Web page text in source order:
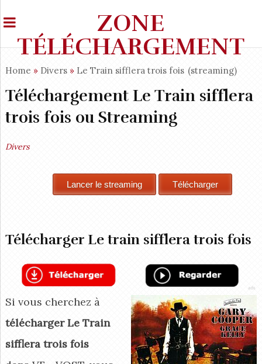
ZONE
TÉLÉCHARGEMENT
Home » Divers » Le Train sifflera trois fois (streaming)
Téléchargement Le Train sifflera
trois fois ou Streaming
Divers
Télécharger Le train sifflera trois fois
Si vous cherchez à
télécharger Le Train
sifflera trois fois